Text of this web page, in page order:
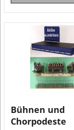
Bühnen und
Chorpodeste